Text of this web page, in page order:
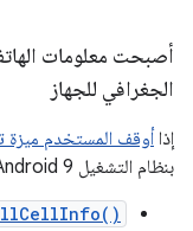
أصبحت معلومات
الجغرافي للجهاز
إذا أوقف المستخدم ميزة
بنظام التشغيل Android 9، لن تؤدي الطرق التالية إلى تحقيق النتائج: